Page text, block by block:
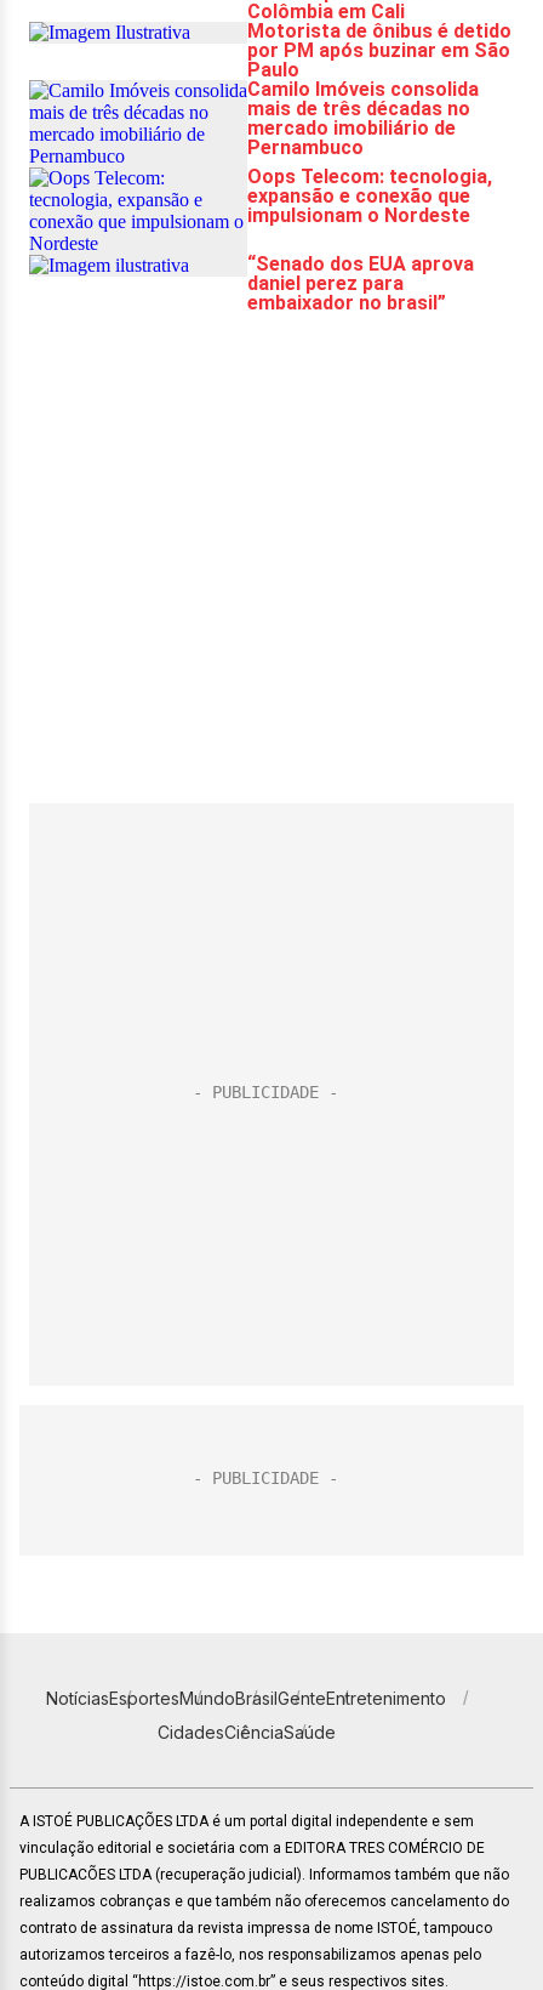
NotíciasEsportesMundoBrasilGenteEntretenimento
CidadesCiênciaSaúde
A ISTOÉ PUBLICAÇÕES LTDA é um portal digital independente e sem
vinculação editorial e societária com a EDITORA TRES COMÉRCIO DE
PUBLICACÕES LTDA (recuperação judicial). Informamos também que não
realizamos cobranças e que também não oferecemos cancelamento do
contrato de assinatura da revista impressa de nome ISTOÉ, tampouco
autorizamos terceiros a fazê-lo, nos responsabilizamos apenas pelo
conteúdo digital “https://istoe.com.br” e seus respectivos sites.